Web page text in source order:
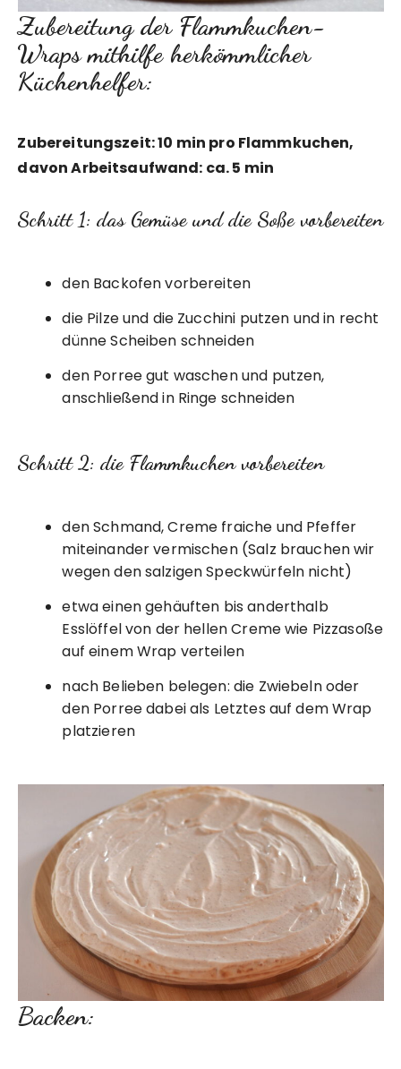
Zubereitung der Flammkuchen-
Wraps mithilfe herkömmlicher
Küchenhelfer:
Zubereitungszeit: 10 min pro Flammkuchen,
davon Arbeitsaufwand: ca. 5 min
Schritt 1: das Gemüse und die Soße vorbereiten
den Backofen vorbereiten
die Pilze und die Zucchini putzen und in recht
dünne Scheiben schneiden
den Porree gut waschen und putzen,
anschließend in Ringe schneiden
Schritt 2: die Flammkuchen vorbereiten
den Schmand, Creme fraiche und Pfeffer
miteinander vermischen (Salz brauchen wir
wegen den salzigen Speckwürfeln nicht)
etwa einen gehäuften bis anderthalb
Esslöffel von der hellen Creme wie Pizzasoße
auf einem Wrap verteilen
nach Belieben belegen: die Zwiebeln oder
den Porree dabei als Letztes auf dem Wrap
platzieren
Backen: